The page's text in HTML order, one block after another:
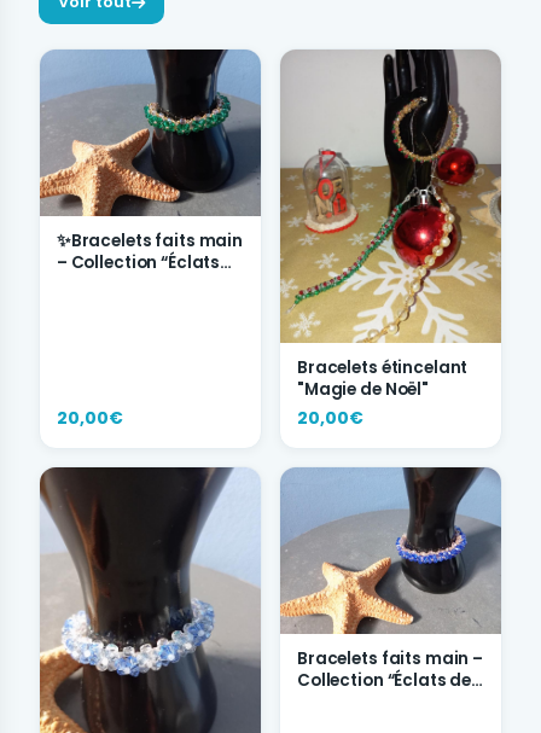
✨Bracelets faits main
– Collection “Éclats
20,00€
Bracelets étincelant
"Magie de Noël"
20,00€
Bracelets faits main –
Collection “Éclats de